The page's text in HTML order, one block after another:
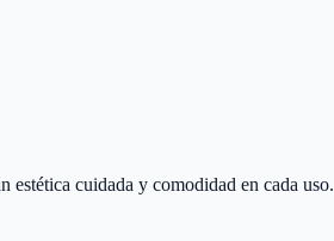
estética cuidada y comodidad en cada uso.